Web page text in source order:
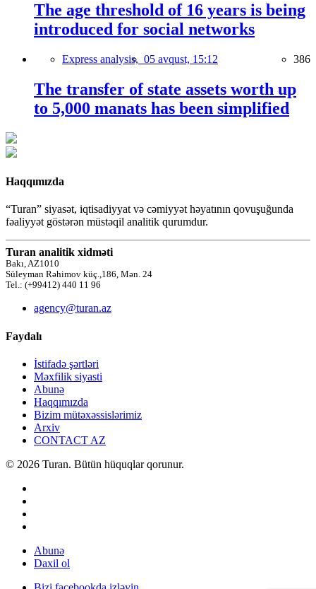
The age threshold of 16 years is being
introduced for social networks
Express analysis, 05 avqust, 15:12 386
The transfer of state assets worth up
to 5,000 manats has been simplified
Haqqımızda
“Turan” siyasət, iqtisadiyyat və cəmiyyət həyatının qovuşuğunda
fəaliyyət göstərən müstəqil analitik qurumdur.
Turan analitik xidməti
Bakı, AZ1010
Süleyman Rəhimov küç.,186, Mən. 24
Tel.: (+99412) 440 11 96
agency@turan.az
Faydalı
İstifadə şərtləri
Məxfilik siyasti
Abunə
Haqqımızda
Bizim mütəxəssislərimiz
Arxiv
CONTACT AZ
© 2026 Turan. Bütün hüquqlar qorunur.
Abunə
Daxil ol